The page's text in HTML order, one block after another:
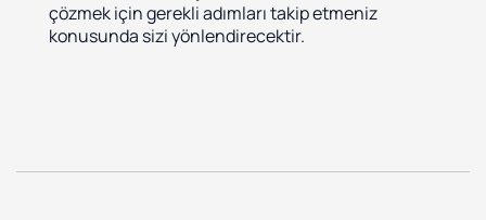
çözmek için gerekli adımları takip etmeniz
konusunda sizi yönlendirecektir.